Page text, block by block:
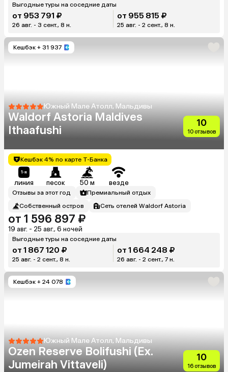
Выгодные туры на соседние даты
от 953 791 ₽
26 авг. - 3 сент., 8 н.
от 955 815 ₽
25 авг. - 2 сент., 8 н.
Кешбэк + 31 937
Южный Мале Атолл, Мальдивы
Waldorf Astoria Maldives
Ithaafushi
10
10 отзывов
Кешбэк 4% по карте Т-Банка
линия песок 50 м везде
Отзывы за этот год
Премиальный отдых
Собственный остров
Сеть отелей Waldorf Astoria
от 1 596 897 ₽
19 авг. - 25 авг., 6 ночей
Выгодные туры на соседние даты
от 1 867 120 ₽
25 авг. - 2 сент., 8 н.
от 1 664 248 ₽
26 авг. - 2 сент., 7 н.
Кешбэк + 24 078
Южный Мале Атолл, Мальдивы
Ozen Reserve Bolifushi (Ex.
Jumeirah Vittaveli)
10
16 отзывов